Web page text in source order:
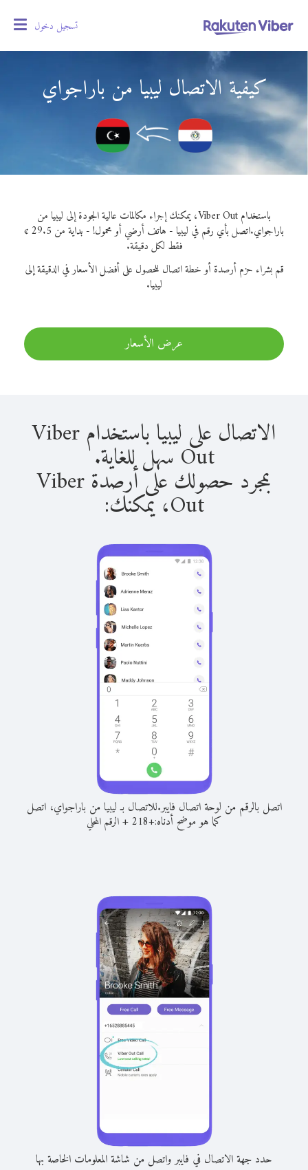
تسجيل دخول
كيفية الاتصال ليبيا من باراجواي
باستخدام Viber Out، يمكنك إجراء مكالمات عالية الجودة إلى ليبيا من
باراجواي.
اتصل بأي رقم في ليبيا - هاتف أرضي أو محمول! - بداية من 29.5 ¢
فقط لكل دقيقة.
قم بشراء حزم أرصدة أو خطة اتصال للحصول على أفضل الأسعار في الدقيقة إلى
ليبيا.
عرض الأسعار
الاتصال على ليبيا باستخدام Viber
Out سهل للغاية.
بمجرد حصولك على أرصدة Viber
Out، يمكنك:
اتصل بالرقم من لوحة اتصال فايبر.للاتصال بـ ليبيا من باراجواي، اتصل
كما هو موضح أدناه:+
218
+الرقم المحلي
حدد جهة الاتصال في فايبر واتصل من شاشة المعلومات الخاصة بها